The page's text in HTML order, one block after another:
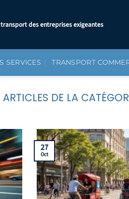
des entreprises exigeantes
SERVICES TRANSPORT
27
Oct